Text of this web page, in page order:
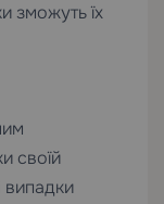
зможуть їх
своїй
випадки